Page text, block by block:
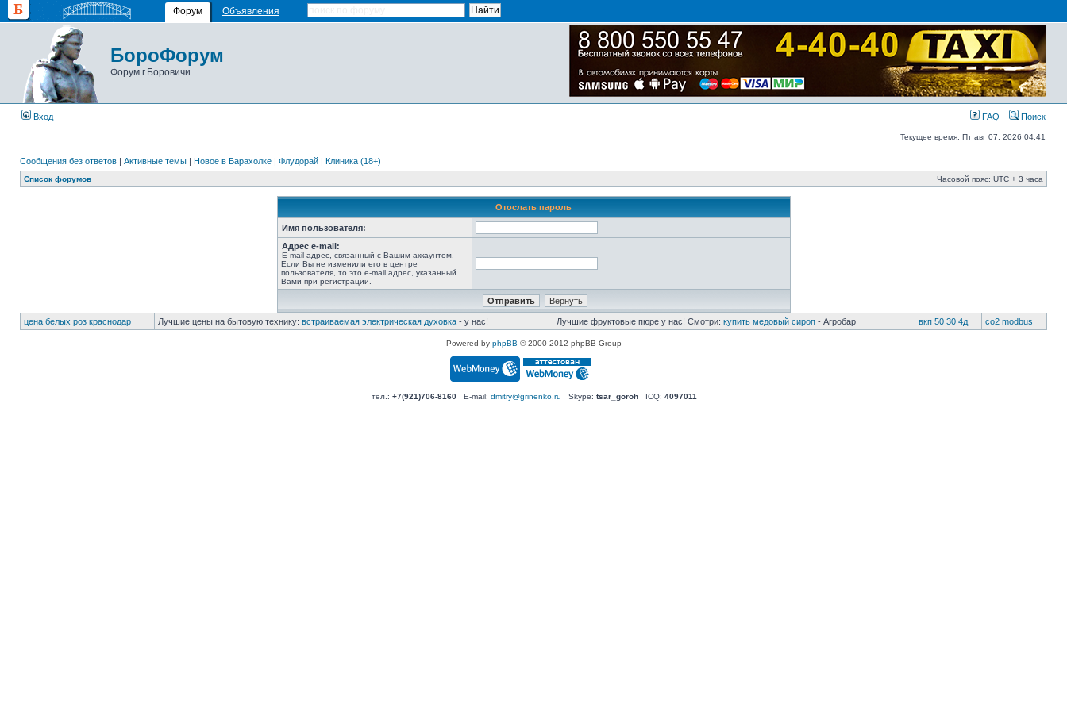
Форум Объявления
БороФорум
Форум г.Боровичи
Вход FAQ Поиск
Текущее время: Пт авг 07, 2026 04:41
Сообщения без ответов | Активные темы | Новое в Барахолке | Флудорай | Клиника (18+)
Список форумов Часовой пояс: UTC + 3 часа
Отослать пароль
Имя пользователя:
Адрес e-mail:
E-mail адрес, связанный с Вашим аккаунтом.
Если Вы не изменили его в центре
пользователя, то это e-mail адрес, указанный
Вами при регистрации.
цена белых роз краснодар Лучшие цены на бытовую технику: встраиваемая электрическая духовка - у нас! Лучшие фруктовые пюре у нас! Смотри: купить медовый сироп - Агробар вкп 50 30 4д co2 modbus
Powered by phpBB © 2000-2012 phpBB Group
тел.: +7(921)706-8160E-mail: dmitry@grinenko.ru Skype: tsar_gorohICQ: 4097011